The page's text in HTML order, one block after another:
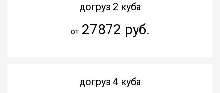
догруз 2 куба
от27872 руб.
догруз 4 куба